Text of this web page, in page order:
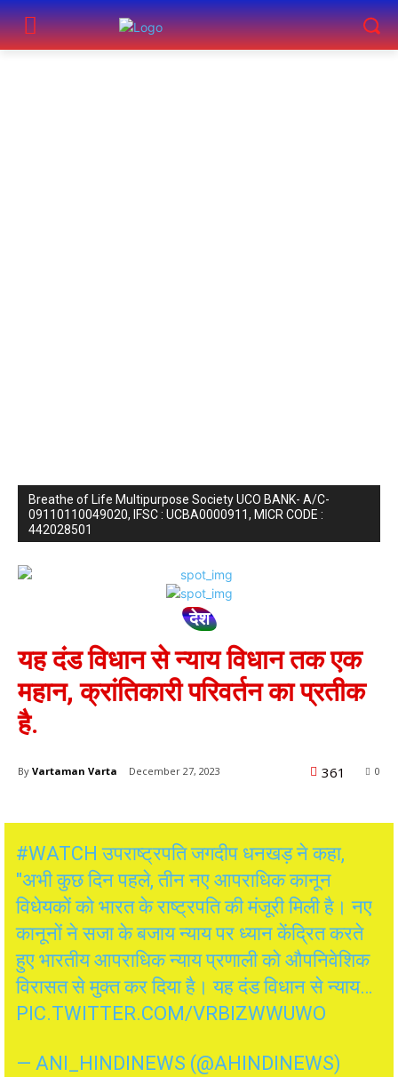
Breathe of Life Multipurpose Society UCO BANK- A/C-
09110110049020, IFSC : UCBA0000911, MICR CODE :
442028501
देश
यह दंड विधान से न्याय विधान तक एक
महान, क्रांतिकारी परिवर्तन का प्रतीक
है.
By Vartaman Varta December 27, 2023 0
361
#WATCH उपराष्ट्रपति जगदीप धनखड़ ने कहा,
"अभी कुछ दिन पहले, तीन नए आपराधिक कानून
विधेयकों को भारत के राष्ट्रपति की मंजूरी मिली है। नए
कानूनों ने सजा के बजाय न्याय पर ध्यान केंद्रित करते
हुए भारतीय आपराधिक न्याय प्रणाली को औपनिवेशिक
विरासत से मुक्त कर दिया है। यह दंड विधान से न्याय…
PIC.TWITTER.COM/VRBIZWWUWO
— ANI_HINDINEWS (@AHINDINEWS)